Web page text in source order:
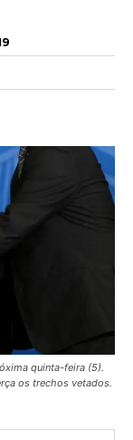
quinta-feira (5).
os trechos vetados.